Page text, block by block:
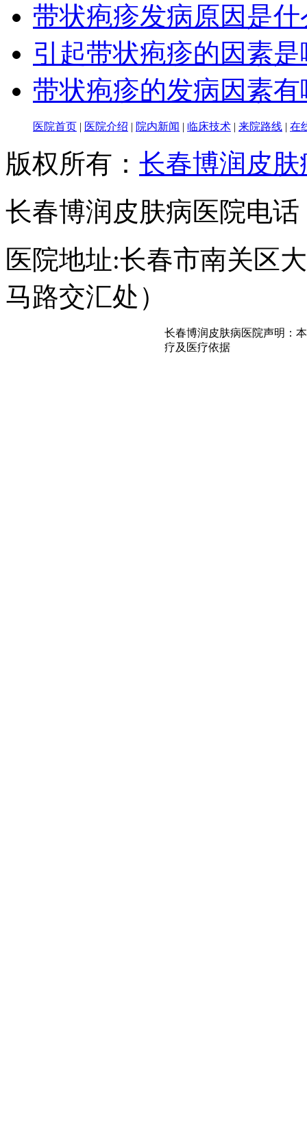
带状疱疹发病原因是什
引起带状疱疹的因素是
带状疱疹的发病因素有
医院首页 | 医院介绍 | 院内新闻 | 临床技术 | 来院路线 | 在
版权所有： 长春博润皮肤
长春博润皮肤病医院电话
医院地址:长春市南关区
马路交汇处）
长春博润皮肤病医院声明：
疗及医疗依据